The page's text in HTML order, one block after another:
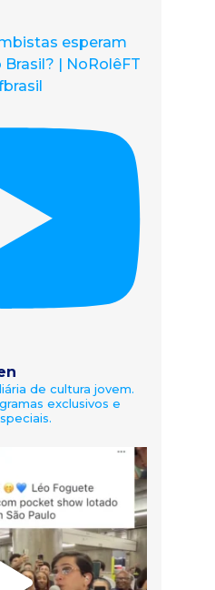
esperam
| NoRolêFT
de cultura jovem.
exclusivos e